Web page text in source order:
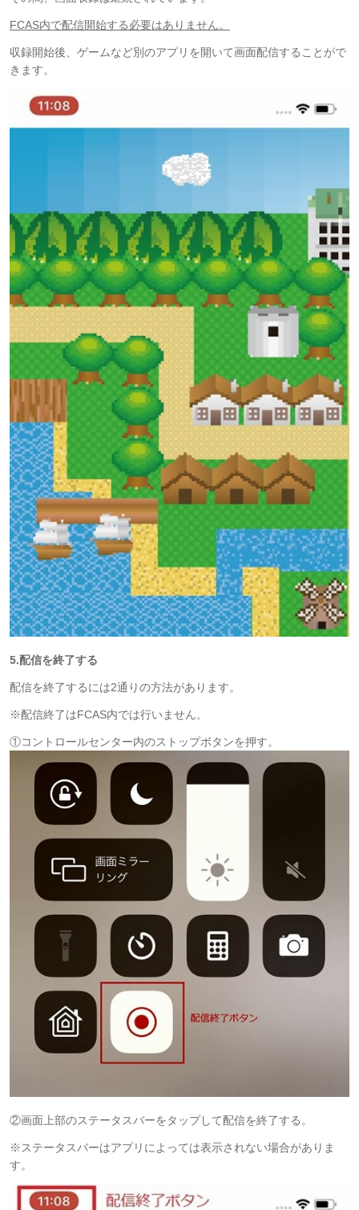
FCAS内で配信開始する必要はありません。
収録開始後、ゲームなど別のアプリを開いて画面配信することがで
きます。
5.配信を終了する
配信を終了するには2通りの方法があります。
※配信終了はFCAS内では行いません。
①コントロールセンター内のストップボタンを押す。
②画面上部のステータスバーをタップして配信を終了する。
※ステータスバーはアプリによっては表示されない場合がありま
す。